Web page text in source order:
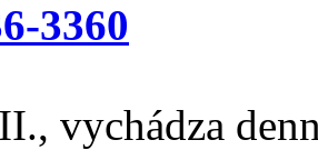
3360
vychádza